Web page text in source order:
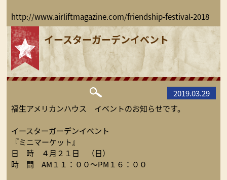
http://www.airliftmagazine.com/friendship-festival-2018
イースターガーデンイベント
2019.03.29
福生アメリカンハウス イベントのお知らせです。
イースターガーデンイベント
『ミニマーケット』
日 時 ４月２１日 （日）
時 間 AM１１：００～PM１６：００